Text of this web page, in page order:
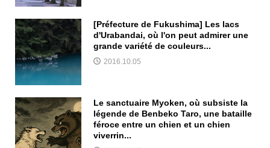
[Préfecture de Fukushima] Les lacs
d'Urabandai, où l'on peut admirer une
grande variété de couleurs...
2016.10.05
Le sanctuaire Myoken, où subsiste la
légende de Benbeko Taro, une bataille
féroce entre un chien et un chien
viverrin...